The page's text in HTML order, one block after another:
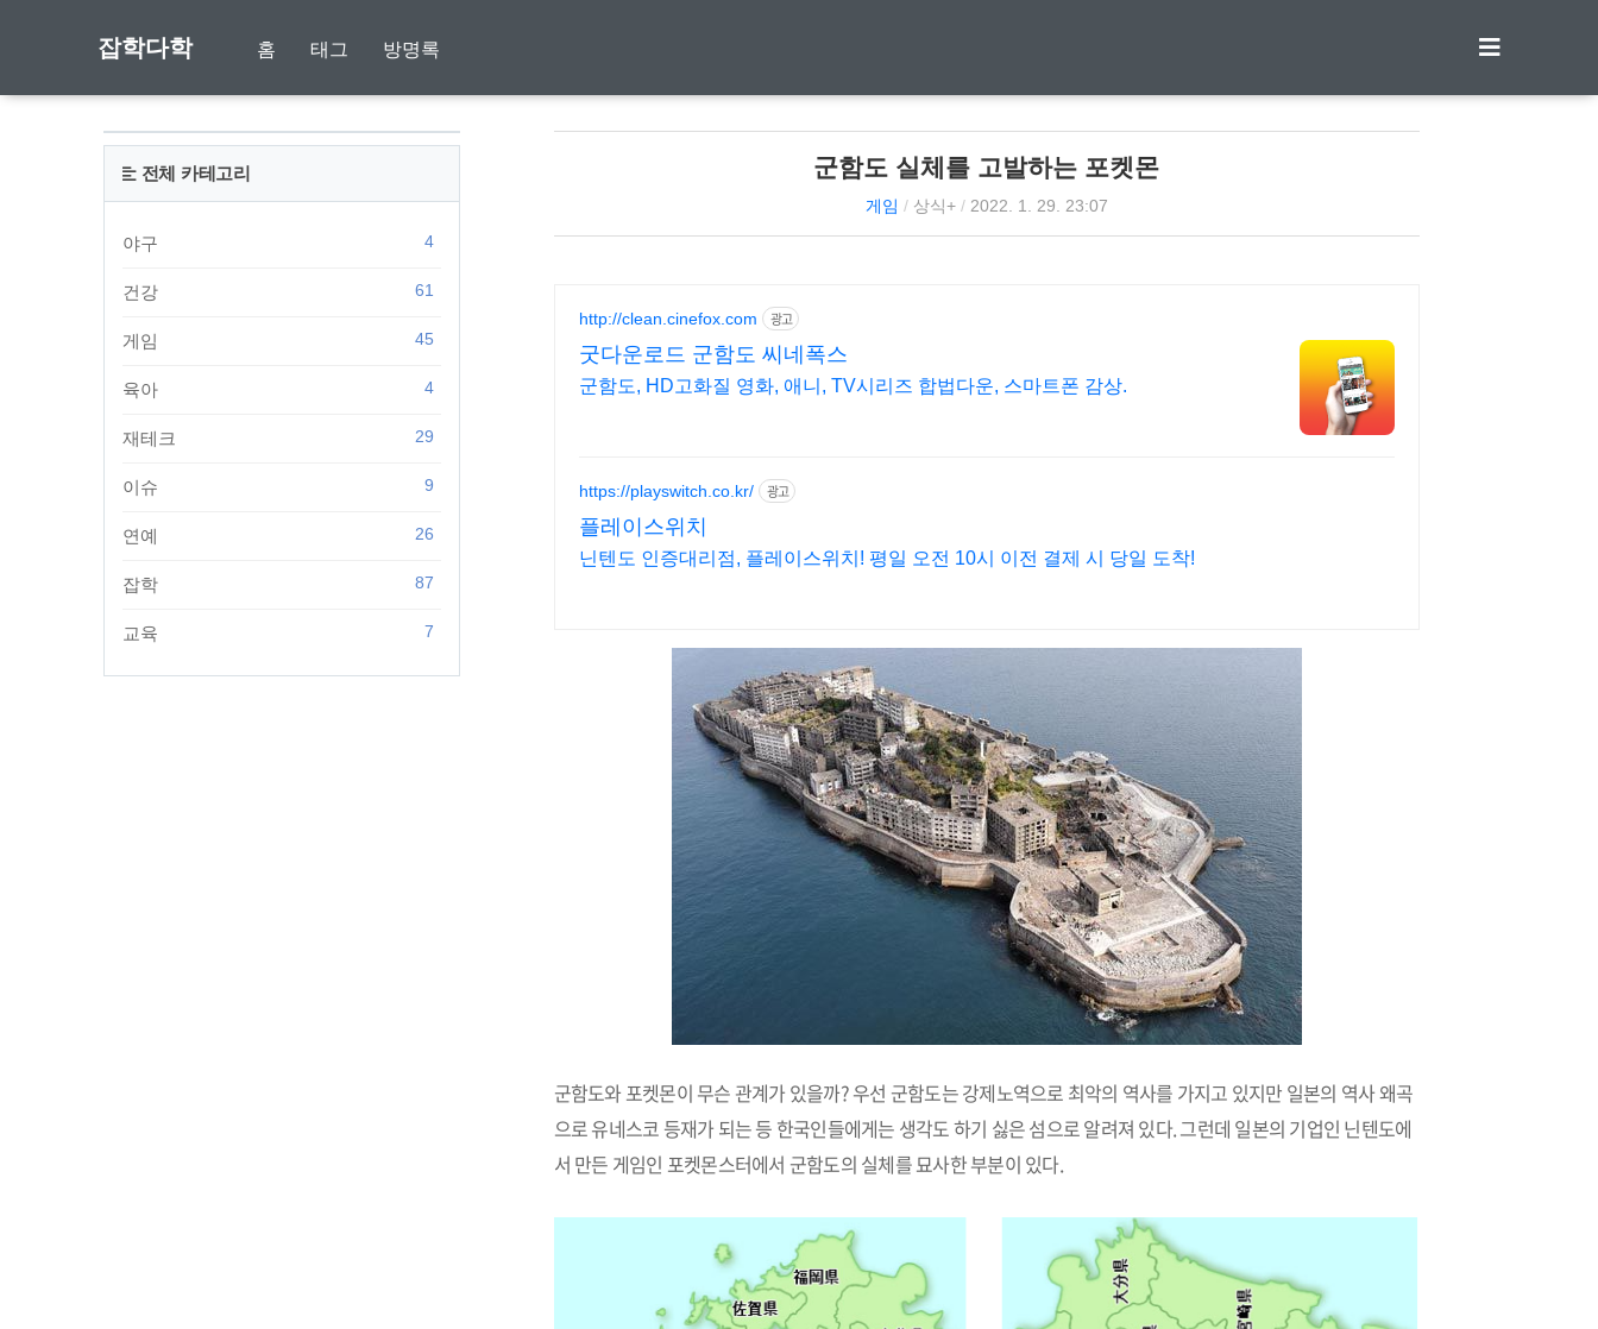
잡학다학 홈 태그 방명록
군함도 실체를 고발하는 포켓몬
게임 / 상식+/ 2022. 1. 29. 23:07
http://clean.cinefox.com 광고
굿다운로드 군함도 씨네폭스
군함도, HD고화질 영화, 애니, TV시리즈 합법다운, 스마트폰 감상.
https://playswitch.co.kr/ 광고
플레이스위치
닌텐도 인증대리점, 플레이스위치! 평일 오전 10시 이전 결제 시 당일 도착!
군함도와 포켓몬이 무슨 관계가 있을까? 우선 군함도는 강제노역으로 최악의 역사를 가지고 있지만 일본의 역사 왜곡
으로 유네스코 등재가 되는 등 한국인들에게는 생각도 하기 싫은 섬으로 알려져 있다. 그런데 일본의 기업인 닌텐도에
서 만든 게임인 포켓몬스터에서 군함도의 실체를 묘사한 부분이 있다.
전체 카테고리
야구 4
건강 61
게임 45
육아 4
재테크 29
이슈 9
연예 26
잡학 87
교육 7